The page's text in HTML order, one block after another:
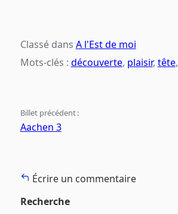
Classé dans A l'Est de moi
Mots-clés : découverte, plaisir, tête,
Billet précédent :
Aachen 3
Écrire un commentaire
Recherche